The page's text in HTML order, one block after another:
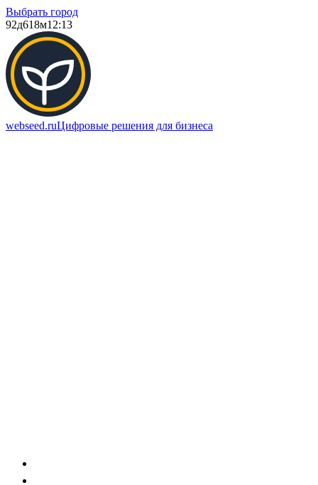
Выбрать город
92д618м12:13
webseed.ruЦифровые решения для бизнеса